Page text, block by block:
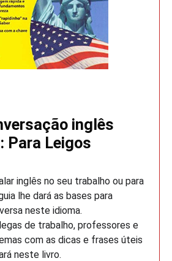
inglês
Para Leigos
inglês no seu trabalho ou para
lhe dará as bases para
neste idioma.
de trabalho, professores e
com as dicas e frases úteis
neste livro.